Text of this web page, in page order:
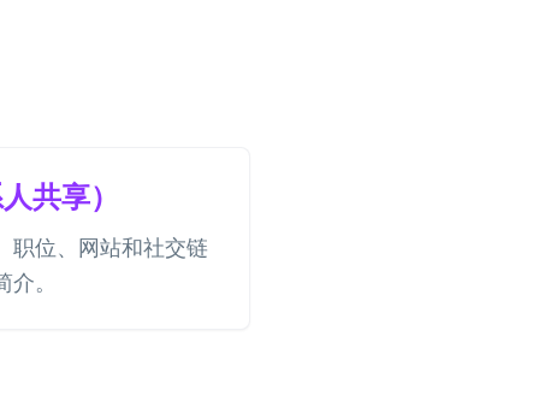
共享）
职位、网站和社交链
。